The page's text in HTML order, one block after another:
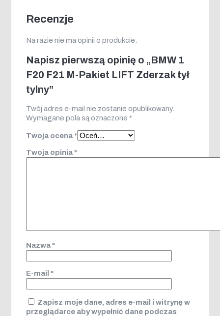
Recenzje
Na razie nie ma opinii o produkcie.
Napisz pierwszą opinię o „BMW 1
F20 F21 M-Pakiet LIFT Zderzak tył
tylny”
Twój adres e-mail nie zostanie opublikowany.
Wymagane pola są oznaczone *
Twoja ocena*
Twoja opinia*
Nazwa*
E-mail *
Zapisz moje dane, adres e-mail i witrynę w
przeglądarce aby wypełnić dane podczas